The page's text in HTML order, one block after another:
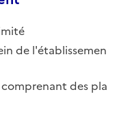
de l'établissemen
des pla